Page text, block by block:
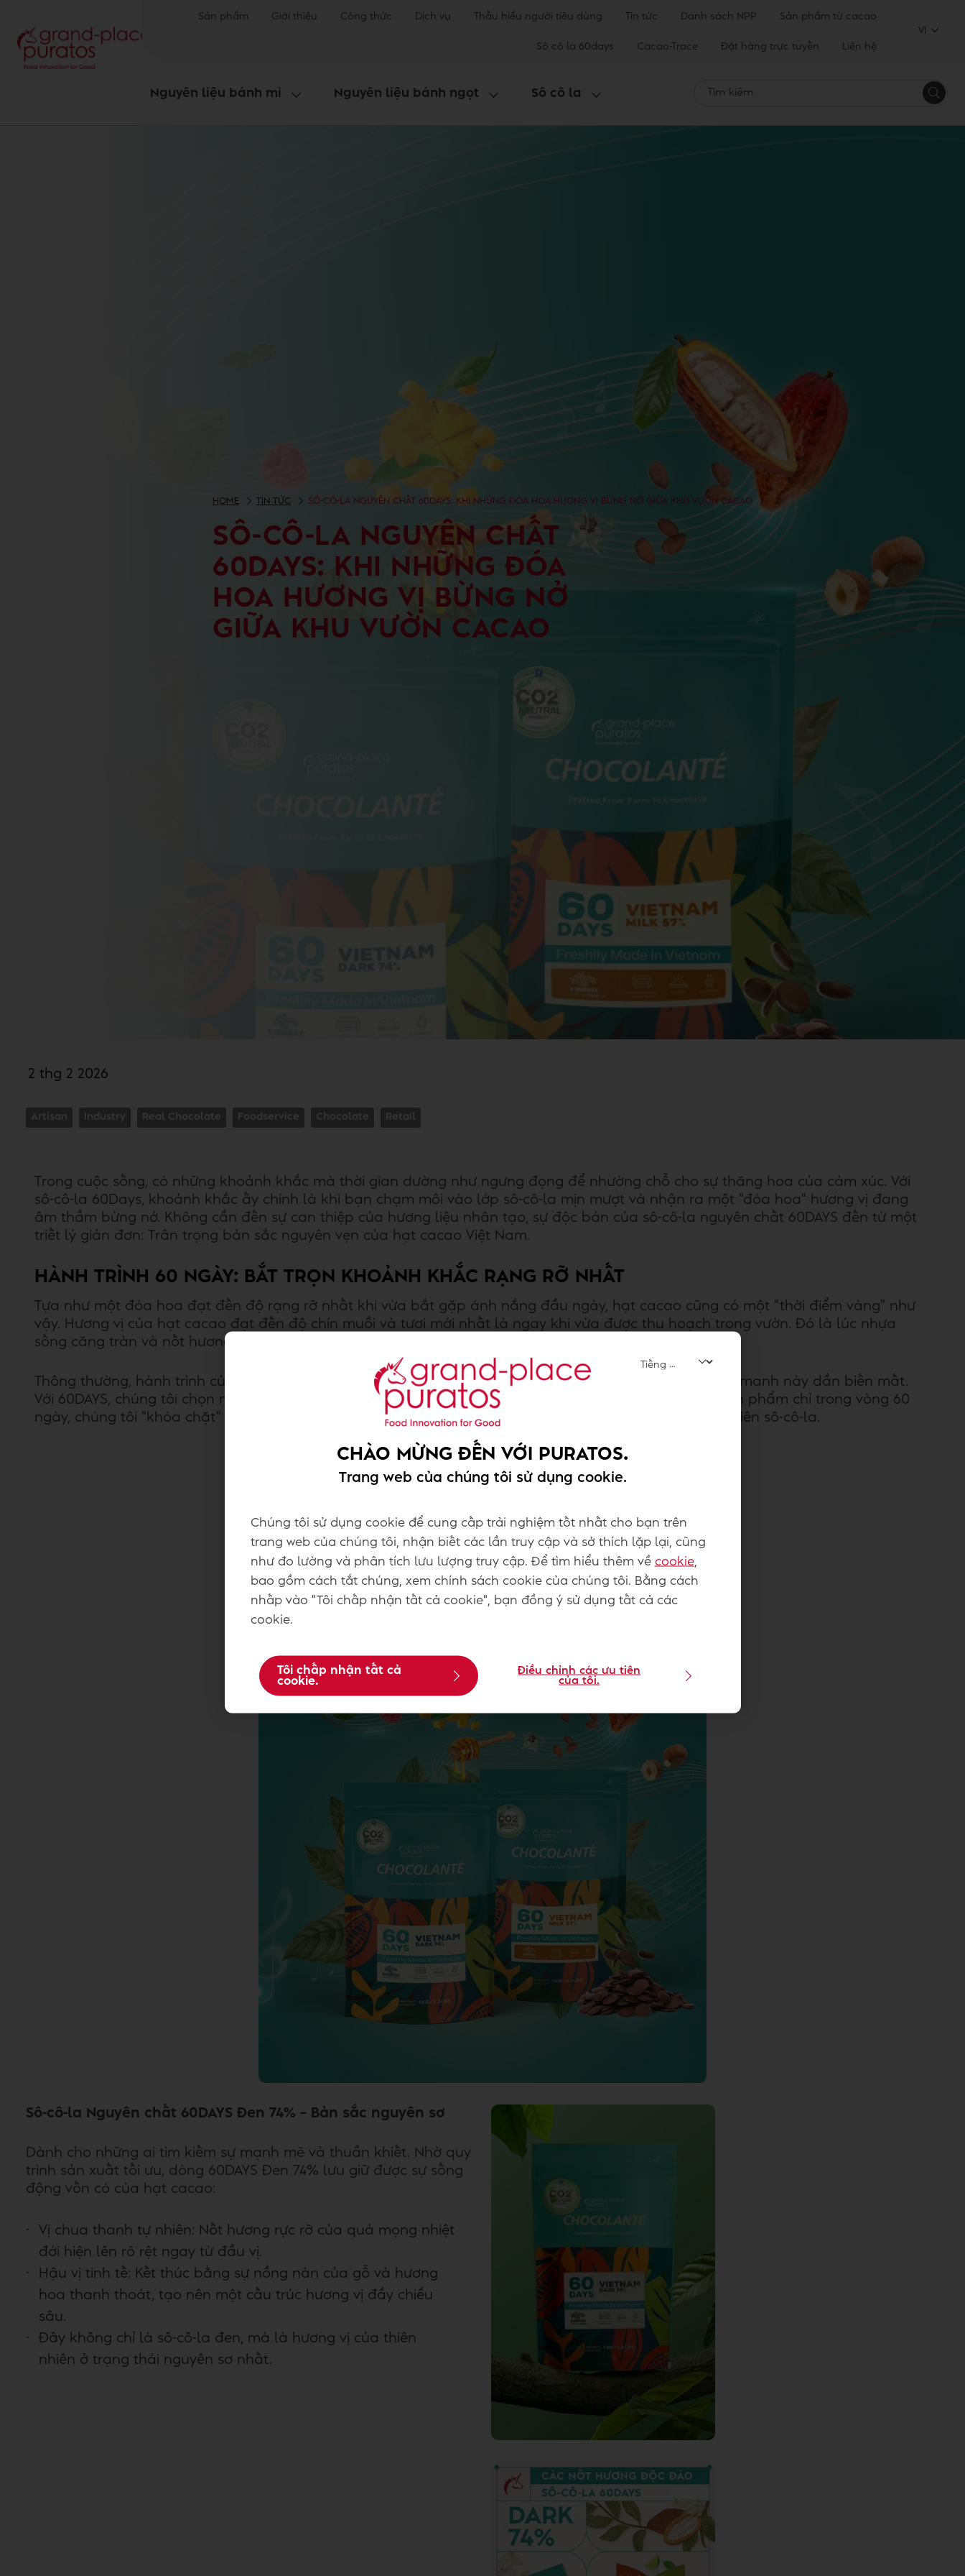
Sản phẩm Giới thiệu Công thức Dịch vụ Thấu hiểu người tiêu dùng Tin tức Danh sách NPP Sản phẩm từ cacao
Sô cô la 60days Cacao-Trace Đặt hàng trực tuyến Liên hệ
VI
Nguyên liệu bánh mì Nguyên liệu bánh ngọt Sô cô la
Tìm
HOME TIN TỨC SÔ-CÔ-LA NGUYÊN CHẤT 60DAYS: KHI NHỮNG ĐÓA HOA HƯƠNG VỊ BỪNG NỞ GIỮA KHU VƯỜN CACAO
SÔ-CÔ-LA NGUYÊN CHẤT
60DAYS: KHI NHỮNG ĐÓA
HOA HƯƠNG VỊ BỪNG NỞ
GIỮA KHU VƯỜN CACAO
2 thg 2 2026
Artisan Industry Real Chocolate Foodservice Chocolate Retail
Trong cuộc sống, có những khoảnh khắc mà thời gian dường như ngưng đọng để nhường chỗ cho sự thăng hoa của cảm xúc. Với
sô-cô-la 60Days, khoảnh khắc ấy chính là khi bạn chạm môi vào lớp sô-cô-la mịn mượt và nhận ra một "đóa hoa" hương vị đang
âm thầm bừng nở. Không cần đến sự can thiệp của hương liệu nhân tạo, sự độc bản của sô-cô-la nguyên chất 60DAYS đến từ một
triết lý giản đơn: Trân trọng bản sắc nguyên vẹn của hạt cacao Việt Nam.
HÀNH TRÌNH 60 NGÀY: BẮT TRỌN KHOẢNH KHẮC RẠNG RỠ NHẤT
Tựa như một đóa hoa đạt đến độ rạng rỡ nhất khi vừa bắt gặp ánh nắng đầu ngày, hạt cacao cũng có một "thời điểm vàng" như
vậy. Hương vị của hạt cacao đạt đến độ chín muồi và tươi mới nhất là ngay khi vừa được thu hoạch trong vườn. Đó là lúc nhựa
sống căng tràn và nốt hương trái cây đặc trưng của thổ nhưỡng Việt Nam nồng nàn nhất.
Thông thường, hành trình của sô-cô-la kéo dài qua nhiều tháng lưu kho, khiến những tầng hương mỏng manh này dần biến mất.
Với 60DAYS, chúng tôi chọn một lối đi khác. Bằng cách rút ngắn khoảng cách từ lúc thu hoạch đến thành phẩm chỉ trong vòng 60
ngày, chúng tôi "khóa chặt" khoảnh khắc tươi mới ấy, mang trọn hơi thở của khu vườn cacao vào từng viên sô-cô-la.
Sô-cô-la Nguyên chất 60DAYS Đen 74% – Bản sắc nguyên sơ
Dành cho những ai tìm kiếm sự mạnh mẽ và thuần khiết. Nhờ quy
trình sản xuất tối ưu, dòng 60DAYS Đen 74% lưu giữ được sự sống
động vốn có của hạt cacao:
Vị chua thanh tự nhiên: Nốt hương rực rỡ của quả mọng nhiệt
đới hiện lên rõ rệt ngay từ đầu vị.
Hậu vị tinh tế: Kết thúc bằng sự nồng nàn của gỗ và hương
hoa thanh thoát, tạo nên một cấu trúc hương vị đầy chiều
sâu.
Đây không chỉ là sô-cô-la đen, mà là hương vị của thiên
nhiên ở trạng thái nguyên sơ nhất.
CHÀO MỪNG ĐẾN VỚI PURATOS.
Trang web của chúng tôi sử dụng cookie.
Chúng tôi sử dụng cookie để cung cấp trải nghiệm tốt nhất cho bạn trên
trang web của chúng tôi, nhận biết các lần truy cập và sở thích lặp lại, cũng
như đo lường và phân tích lưu lượng truy cập. Để tìm hiểu thêm về cookie,
bao gồm cách tắt chúng, xem chính sách cookie của chúng tôi. Bằng cách
nhấp vào "Tôi chấp nhận tất cả cookie", bạn đồng ý sử dụng tất cả các
cookie.
Tôi chấp nhận tất cả
cookie.
Điều chỉnh các ưu tiên
của tôi.